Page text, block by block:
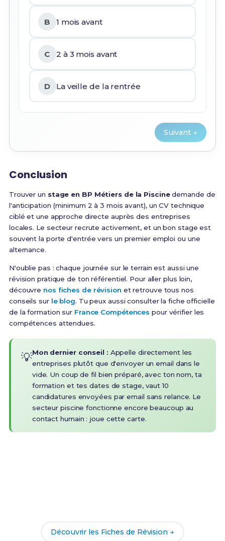
B 1 mois avant
C 2 à 3 mois avant
D La veille de la rentrée
Suivant →
Conclusion
Trouver un stage en BP Métiers de la Piscinedemande de
l'anticipation (minimum 2 à 3 mois avant), un CV technique
ciblé et une approche directe auprès des entreprises
locales. Le secteur recrute activement, et un bon stage est
souvent la porte d'entrée vers un premier emploi ou une
alternance.
N'oublie pas : chaque journée sur le terrain est aussi une
révision pratique de ton référentiel. Pour aller plus loin,
découvre nos fiches de révision et retrouve tous nos
conseils sur le blog. Tu peux aussi consulter la fiche officielle
de la formation sur France Compétences pour vérifier les
compétences attendues.
💡Mon dernier conseil : Appelle directement les
entreprises plutôt que d'envoyer un email dans le
vide. Un coup de fil bien préparé, avec ton nom, ta
formation et tes dates de stage, vaut 10
candidatures envoyées par email sans relance. Le
secteur piscine fonctionne encore beaucoup au
contact humain : joue cette carte.
Découvrir les Fiches de Révision →